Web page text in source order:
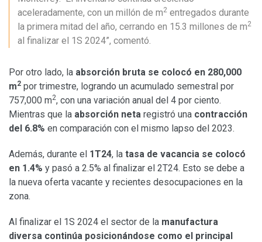
aceleradamente, con un millón de m2 entregados durante
la primera mitad del año, cerrando en 15.3 millones de m2
al finalizar el 1S 2024”, comentó.
Por otro lado, la absorción bruta se colocó en 280,000
m2 por trimestre, logrando un acumulado semestral por
757,000 m2, con una variación anual del 4 por ciento.
Mientras que la absorción neta registró una contracción
del 6.8% en comparación con el mismo lapso del 2023.
Además, durante el 1T24, la tasa de vacancia se colocó
en 1.4% y pasó a 2.5% al finalizar el 2T24. Esto se debe a
la nueva oferta vacante y recientes desocupaciones en la
zona.
Al finalizar el 1S 2024 el sector de la manufactura
diversa continúa posicionándose como el principal